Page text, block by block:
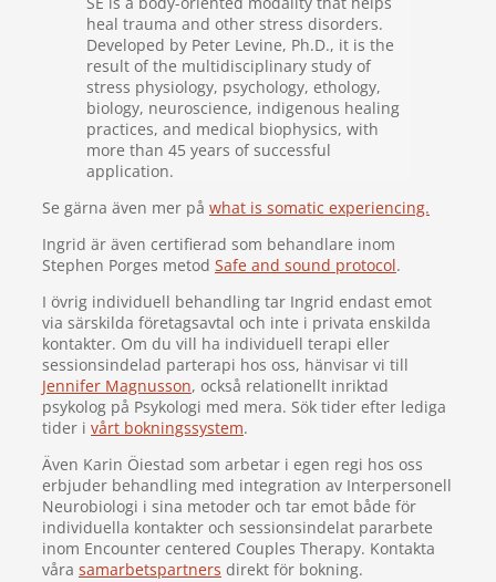
heal trauma and other stress disorders.
Developed by Peter Levine, Ph.D., it is the
result of the multidisciplinary study of
stress physiology, psychology, ethology,
biology, neuroscience, indigenous healing
practices, and medical biophysics, with
more than 45 years of successful
application.
Se gärna även mer på what is somatic experiencing.
Ingrid är även certifierad som behandlare inom
Stephen Porges metod Safe and sound protocol.
I övrig individuell behandling tar Ingrid endast emot
via särskilda företagsavtal och inte i privata enskilda
kontakter. Om du vill ha individuell terapi eller
sessionsindelad parterapi hos oss, hänvisar vi till
Jennifer Magnusson, också relationellt inriktad
psykolog på Psykologi med mera. Sök tider efter lediga
tider i vårt bokningssystem.
Även Karin Öiestad som arbetar i egen regi hos oss
erbjuder behandling med integration av Interpersonell
Neurobiologi i sina metoder och tar emot både för
individuella kontakter och sessionsindelat pararbete
inom Encounter centered Couples Therapy. Kontakta
våra samarbetspartners direkt för bokning.